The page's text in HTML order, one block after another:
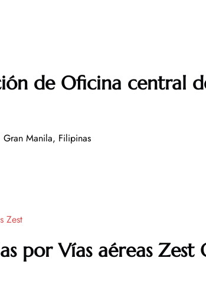
de Oficina central
Gran Manila, Filipinas
Zest
por Vías aéreas Zest